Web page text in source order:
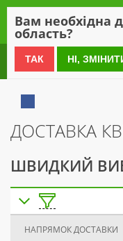
0 800 21 54 55
ДОСТАВКА
ШВИДКИЙ
НАПРЯМОК ДОСТАВКИ
Вам необхідна
область?
ТАК НІ,